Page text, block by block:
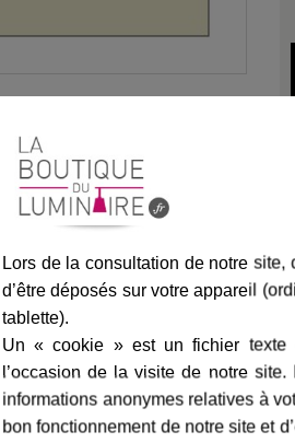
marque livraison
Lors de la consultation de notre site,
d’être déposés sur votre appareil
tablette).
Un « cookie » est un fichier texte
l’occasion de la visite de notre
informations anonymes relatives à
bon fonctionnement de notre site et